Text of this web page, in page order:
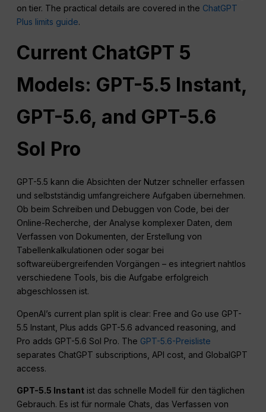
on tier. The practical details are covered in the ChatGPT
Plus limits guide.
Current ChatGPT 5
Models: GPT-5.5 Instant,
GPT-5.6, and GPT-5.6
Sol Pro
GPT-5.5 kann die Absichten der Nutzer schneller erfassen
und selbstständig umfangreichere Aufgaben übernehmen.
Ob beim Schreiben und Debuggen von Code, bei der
Online-Recherche, der Analyse komplexer Daten, dem
Verfassen von Dokumenten, der Erstellung von
Tabellenkalkulationen oder sogar bei
softwareübergreifenden Vorgängen – es integriert nahtlos
verschiedene Tools, bis die Aufgabe erfolgreich
abgeschlossen ist.
OpenAI’s current plan split is clear: Free and Go use GPT-
5.5 Instant, Plus adds GPT-5.6 advanced reasoning, and
Pro adds GPT-5.6 Sol Pro. The GPT-5.6-Preisliste
separates ChatGPT subscriptions, API cost, and GlobalGPT
access.
GPT-5.5 Instant ist das schnelle Modell für den täglichen
Gebrauch. Es ist für normale Chats, das Verfassen von